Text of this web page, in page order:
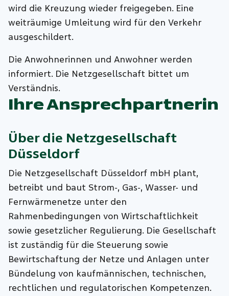
wird die Kreuzung wieder freigegeben. Eine
weiträumige Umleitung wird für den Verkehr
ausgeschildert.
Die Anwohnerinnen und Anwohner werden
informiert. Die Netzgesellschaft bittet um
Verständnis.
Ihre Ansprechpartnerin
Über die Netzgesellschaft
Düsseldorf
Die Netzgesellschaft Düsseldorf mbH plant,
betreibt und baut Strom-, Gas-, Wasser- und
Fernwärmenetze unter den
Rahmenbedingungen von Wirtschaftlichkeit
sowie gesetzlicher Regulierung. Die Gesellschaft
ist zuständig für die Steuerung sowie
Bewirtschaftung der Netze und Anlagen unter
Bündelung von kaufmännischen, technischen,
rechtlichen und regulatorischen Kompetenzen.